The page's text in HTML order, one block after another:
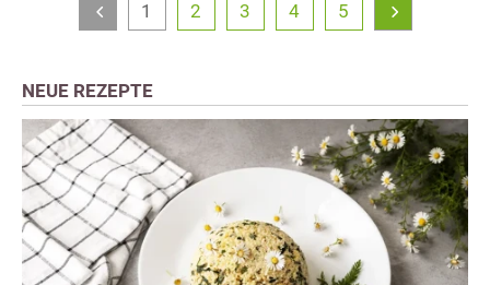
1 2 3 4 5
NEUE REZEPTE